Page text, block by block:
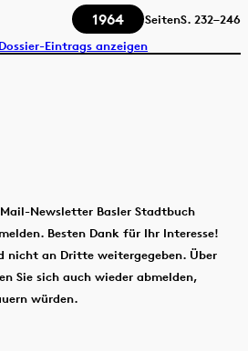
1964 SeitenS. 232–246
Eintrags anzeigen
Newsletter Basler Stadtbuch
Besten Dank für Ihr Interesse!
nicht an Dritte weitergegeben. Über
Sie sich auch wieder abmelden,
würden.